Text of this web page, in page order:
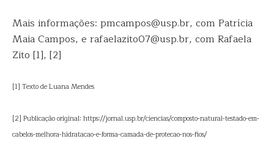
Mais informações: pmcampos@usp.br, com Patrícia
Maia Campos, e rafaelazito07@usp.br, com Rafaela
Zito [1], [2]
[1] Texto de Luana Mendes
[2] Publicação original: https://jornal.usp.br/ciencias/composto-natural-testado-em-
cabelos-melhora-hidratacao-e-forma-camada-de-protecao-nos-fios/